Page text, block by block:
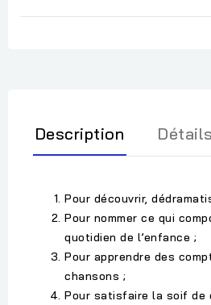
Description
Pour découvrir,
Pour nommer ce qui
quotidien de l’enfance ;
Pour apprendre des
chansons ;
Pour satisfaire la soif de